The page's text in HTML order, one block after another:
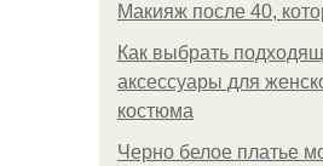
Макияж после 40,
Как выбрать
аксессуары для
костюма
Черно белое платье